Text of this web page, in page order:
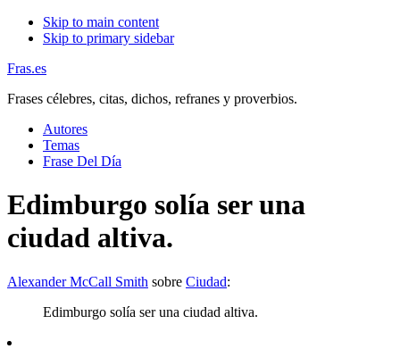
Skip to main content
Skip to primary sidebar
Fras.es
Frases célebres, citas, dichos, refranes y proverbios.
Autores
Temas
Frase Del Día
Edimburgo solía ser una
ciudad altiva.
Alexander McCall Smith sobre Ciudad:
Edimburgo solía ser una ciudad altiva.